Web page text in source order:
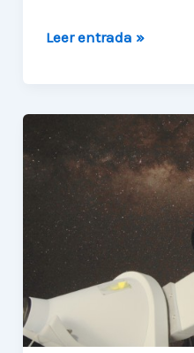
Diplomado
se
impartirá
en
UA
Leer entrada »